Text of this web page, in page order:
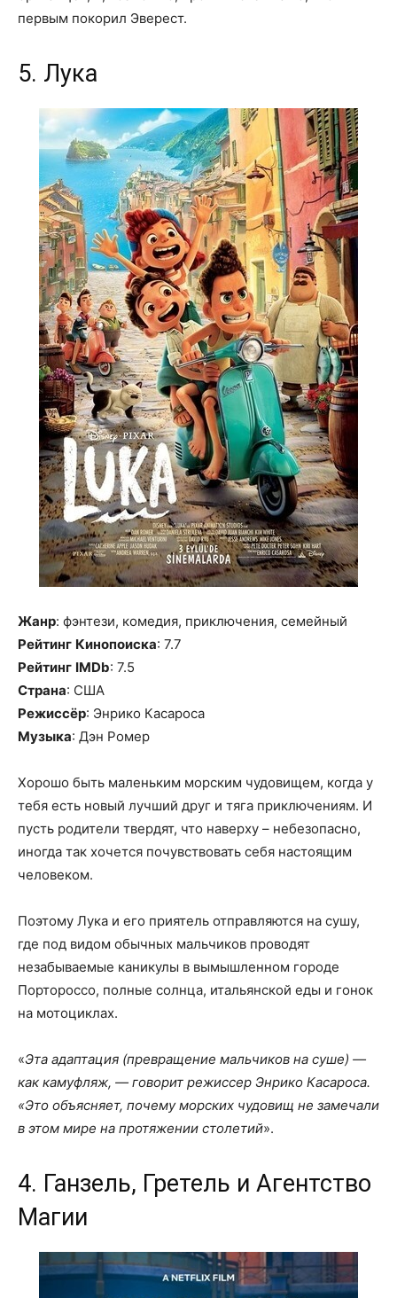
первым покорил Эверест.
5. Лука
Жанр: фэнтези, комедия, приключения, семейный
Рейтинг Кинопоиска: 7.7
Рейтинг IMDb: 7.5
Страна: США
Режиссёр: Энрико Касароса
Музыка: Дэн Ромер
Хорошо быть маленьким морским чудовищем, когда у
тебя есть новый лучший друг и тяга приключениям. И
пусть родители твердят, что наверху – небезопасно,
иногда так хочется почувствовать себя настоящим
человеком.
Поэтому Лука и его приятель отправляются на сушу,
где под видом обычных мальчиков проводят
незабываемые каникулы в вымышленном городе
Портороссо, полные солнца, итальянской еды и гонок
на мотоциклах.
«Эта адаптация (превращение мальчиков на суше) —
как камуфляж, — говорит режиссер Энрико Касароса.
«Это объясняет, почему морских чудовищ не замечали
в этом мире на протяжении столетий».
4. Ганзель, Гретель и Агентство
Магии